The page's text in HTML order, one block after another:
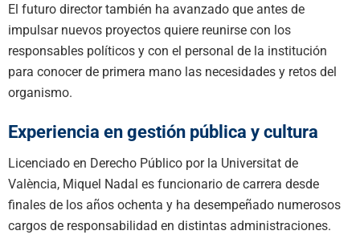
El futuro director también ha avanzado que antes de
impulsar nuevos proyectos quiere reunirse con los
responsables políticos y con el personal de la institución
para conocer de primera mano las necesidades y retos del
organismo.
Experiencia en gestión pública y cultura
Licenciado en Derecho Público por la Universitat de
València, Miquel Nadal es funcionario de carrera desde
finales de los años ochenta y ha desempeñado numerosos
cargos de responsabilidad en distintas administraciones.